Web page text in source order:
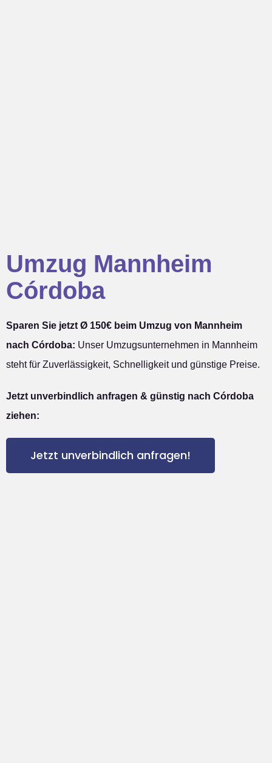
Umzug Mannheim
Córdoba
Sparen Sie jetzt Ø 150€ beim Umzug von Mannheim
nach Córdoba: Unser Umzugsunternehmen in Mannheim
steht für Zuverlässigkeit, Schnelligkeit und günstige Preise.
Jetzt unverbindlich anfragen & günstig nach Córdoba
ziehen:
Jetzt unverbindlich anfragen!